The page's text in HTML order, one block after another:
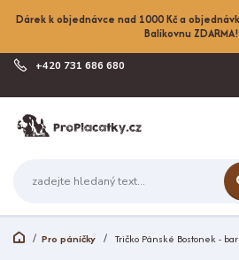
Dárek k objednávce nad 1000 Kč a
Balíkovnu
+420 731 686 680
Pro páníčky Tričko Pánské Bostonek -